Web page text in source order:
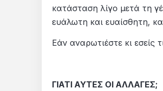
κατάσταση λίγο μετά τη
ευάλωτη και ευαίσθητη,
Εάν αναρωτιέστε κι εσείς
ΓΙΑΤΙ ΑΥΤΕΣ ΟΙ ΑΛΛΑΓΕΣ;